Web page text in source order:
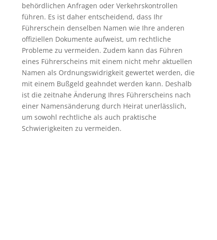
behördlichen Anfragen oder Verkehrskontrollen
führen. Es ist daher entscheidend, dass Ihr
Führerschein denselben Namen wie Ihre anderen
offiziellen Dokumente aufweist, um rechtliche
Probleme zu vermeiden. Zudem kann das Führen
eines Führerscheins mit einem nicht mehr aktuellen
Namen als Ordnungswidrigkeit gewertet werden, die
mit einem Bußgeld geahndet werden kann. Deshalb
ist die zeitnahe Änderung Ihres Führerscheins nach
einer Namensänderung durch Heirat unerlässlich,
um sowohl rechtliche als auch praktische
Schwierigkeiten zu vermeiden.